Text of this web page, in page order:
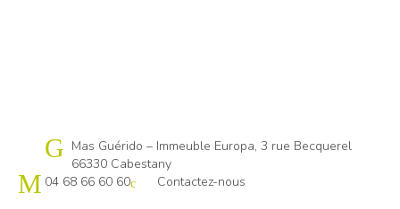
Cap emploi 66
Mas Guérido – Immeuble Europa, 3 rue Becquerel
66330 Cabestany
04 68 66 60 60
Contactez-nous